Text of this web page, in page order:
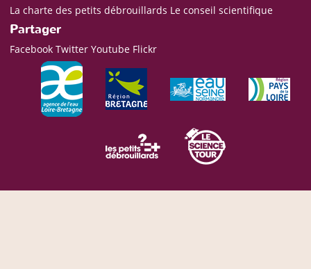
La charte des petits débrouillards Le conseil scientifique
Partager
Facebook Twitter Youtube Flickr